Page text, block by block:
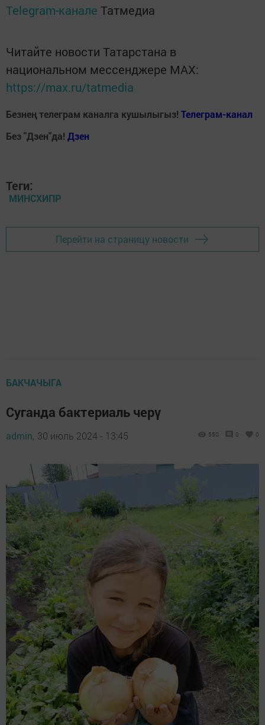
Telegram-канале Татмедиа
Читайте новости Татарстана в
национальном мессенджере MАХ:
https://max.ru/tatmedia
Безнең телеграм каналга кушылыгыз! Телеграм-канал
Без "Дзен"да! Дзен
Теги:
МИНСХИПР
Перейти на страницу новости
БАКЧАЧЫГА
Суганда бактериаль черү
admin, 30 июль 2024 - 13:45 550 0 0